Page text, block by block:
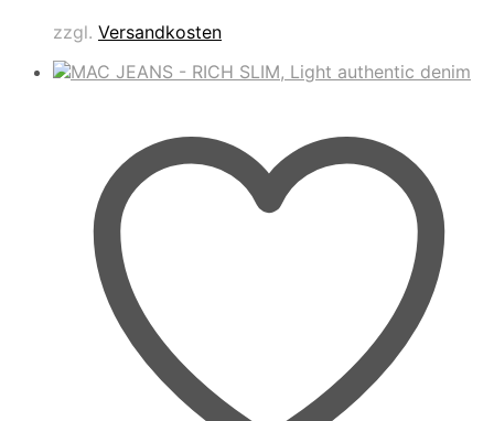
auf.
Die
auf
der
Produktseite
zzgl. Versandkosten